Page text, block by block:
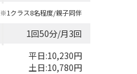
※1クラス8名程度/親子同伴
1回50分/月3回
平日:10,230円
土日:10,780円